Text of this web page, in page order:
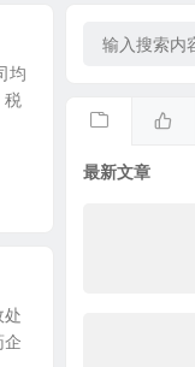
均
税
处
企
最新文章